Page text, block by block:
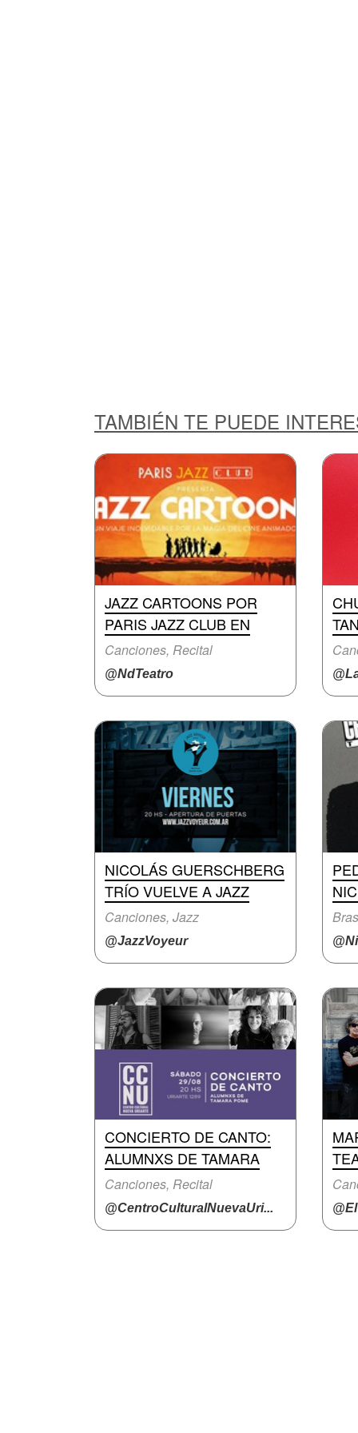
TAMBIÉN TE PUEDE
JAZZ CARTOONS POR
PARIS JAZZ CLUB EN
Canciones, Recital
@NdTeatro
NICOLÁS GUERSCHBERG
TRÍO VUELVE A JAZZ
Canciones, Jazz
@JazzVoyeur
CONCIERTO DE CANTO:
ALUMNXS DE TAMARA
Canciones, Recital
@CentroCulturalNuevaUri...